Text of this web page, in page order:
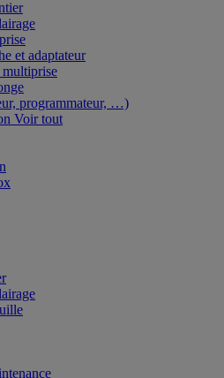
et adaptateur
programmateur, …)
Voir tout